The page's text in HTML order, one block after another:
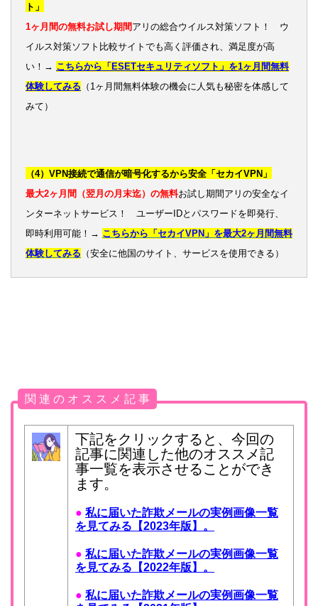
ト」
1ヶ月間の無料お試し期間アリの総合ウイルス対策ソフト！ ウ
イルス対策ソフト比較サイトでも高く評価され、満足度が高
い！→ こちらから「ESETセキュリティソフト」を1ヶ月間無料
体験してみる （1ヶ月間無料体験の機会に人気も秘密を体感して
みて）
（4）VPN接続で通信が暗号化するから安全「セカイVPN」
最大2ヶ月間（翌月の月末迄）の無料お試し期間アリの安全なイ
ンターネットサービス！ ユーザーIDとパスワードを即発行、
即時利用可能！→ こちらから「セカイVPN」を最大2ヶ月間無料
体験してみる （安全に他国のサイト、サービスを使用できる）
関 連 の オ ス ス メ 記 事
下記をクリックすると、今回の
記事に関連した他のオススメ記
事一覧を表示させることができ
ます。
● 私に届いた詐欺メールの実例画像一覧
を見てみる【2023年版】。
● 私に届いた詐欺メールの実例画像一覧
を見てみる【2022年版】。
● 私に届いた詐欺メールの実例画像一覧